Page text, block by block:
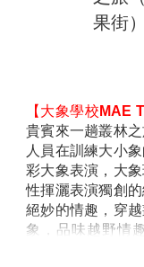
河的交匯，成為
湄公河，觀看兩
英的量產地，也
及走私的代名詞。
足的觀景茶館，
與品茗休憩的絕
園區還包含九層
藝術氛圍。這裡
化魅力的觀光景點
【清萊玉佛寺Wat
泰國古時代便是
次雷電射擊佛寺
一尊玉佛，據歷
寺佛塔中久達四
早餐： 飯店內享用
午餐： WIANG INN
晚餐： 王府泰式帝
住宿：
LANA 或 FURAMA